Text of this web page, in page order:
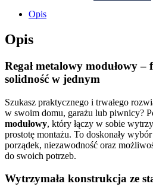
Opis
Opis
Regał metalowy modułowy
solidność w jednym
Szukasz praktycznego i trwałego
w swoim domu, garażu lub piwnicy?
modułowy, który łączy w sobie
prostotę montażu. To doskonały
porządek, niezawodność oraz
do swoich potrzeb.
Wytrzymała konstrukcja ze